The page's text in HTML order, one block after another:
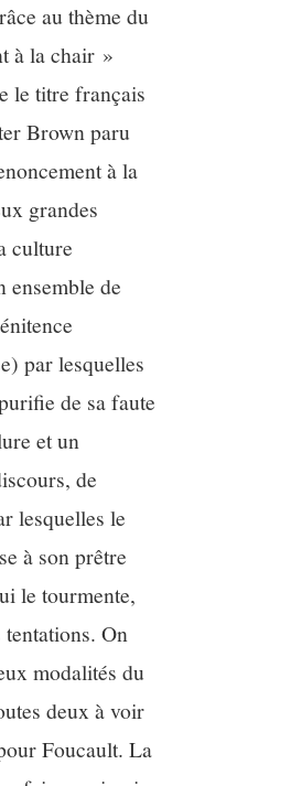
au thème du
à la chair »
le titre français
Brown paru
à la
grandes
culture
ensemble de
par lesquelles
de sa faute
et un
de
lesquelles le
à son prêtre
le tourmente,
tentations. On
modalités du
deux à voir
Foucault. La